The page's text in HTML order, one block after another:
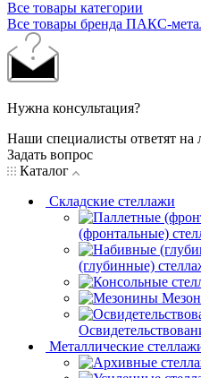
Все товары категории
Все товары бренда ПАКС-
Нужна консультация?
Наши специалисты ответят
Задать вопрос
Каталог
Складские стеллажи
(фронтальные)
(глубинные)
Металлические